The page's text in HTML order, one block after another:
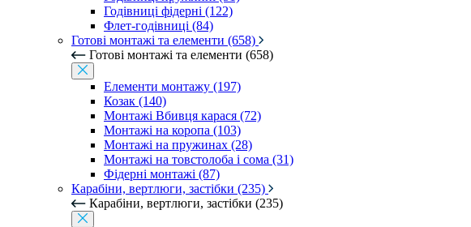
Годівниці фідерні (122)
Флет-годівниці (84)
Готові монтажі та елементи (658)
Готові монтажі та елементи (658)
Елементи монтажу (197)
Козак (140)
Монтажі Вбивця карася (72)
Монтажі на коропа (103)
Монтажі на пружинах (28)
Монтажі на товстолоба і сома (31)
Фідерні монтажі (87)
Карабіни, вертлюги, застібки (235)
Карабіни, вертлюги, застібки (235)